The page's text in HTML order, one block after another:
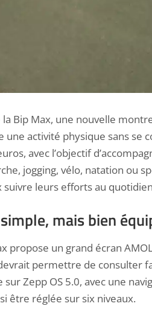
Bip Max, une nouvelle
activité physique sans se
avec l’objectif
jogging, vélo, natation ou
leurs efforts au
mais bien
propose un grand écran
permettre de consulter
sur Zepp OS 5.0, avec une
être réglée sur six niveaux.